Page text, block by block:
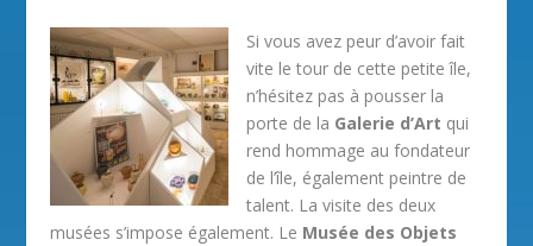
Si vous avez peur d’avoir fait
vite le tour de cette petite île,
n’hésitez pas à pousser la
porte de la Galerie d’Art qui
rend hommage au fondateur
de l’île, également peintre de
talent. La visite des deux
musées s’impose également. Le Musée des Objets